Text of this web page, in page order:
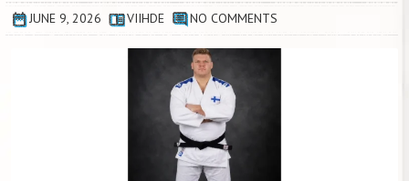
JUNE 9, 2026 VIIHDE NO COMMENTS